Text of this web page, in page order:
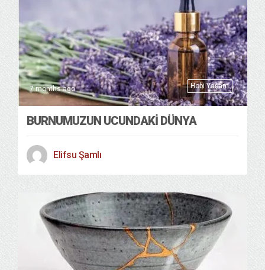
Hobi Yaşam
7 months ago
BURNUMUZUN UCUNDAKİ DÜNYA
Elifsu Şamlı